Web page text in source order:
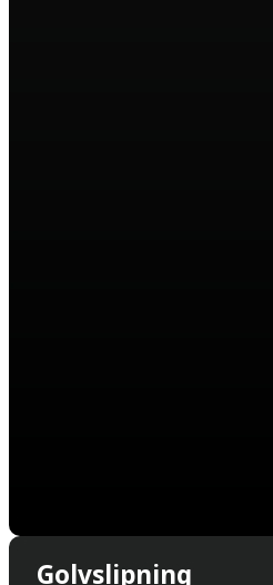
Golvslipning